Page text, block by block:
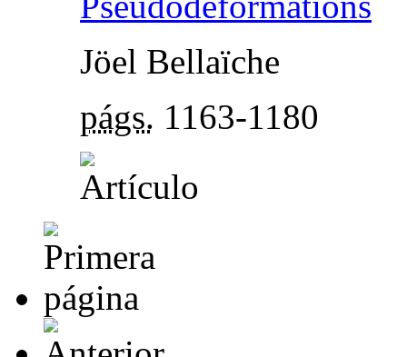
Jöel Bellaïche
págs. 1163-1180